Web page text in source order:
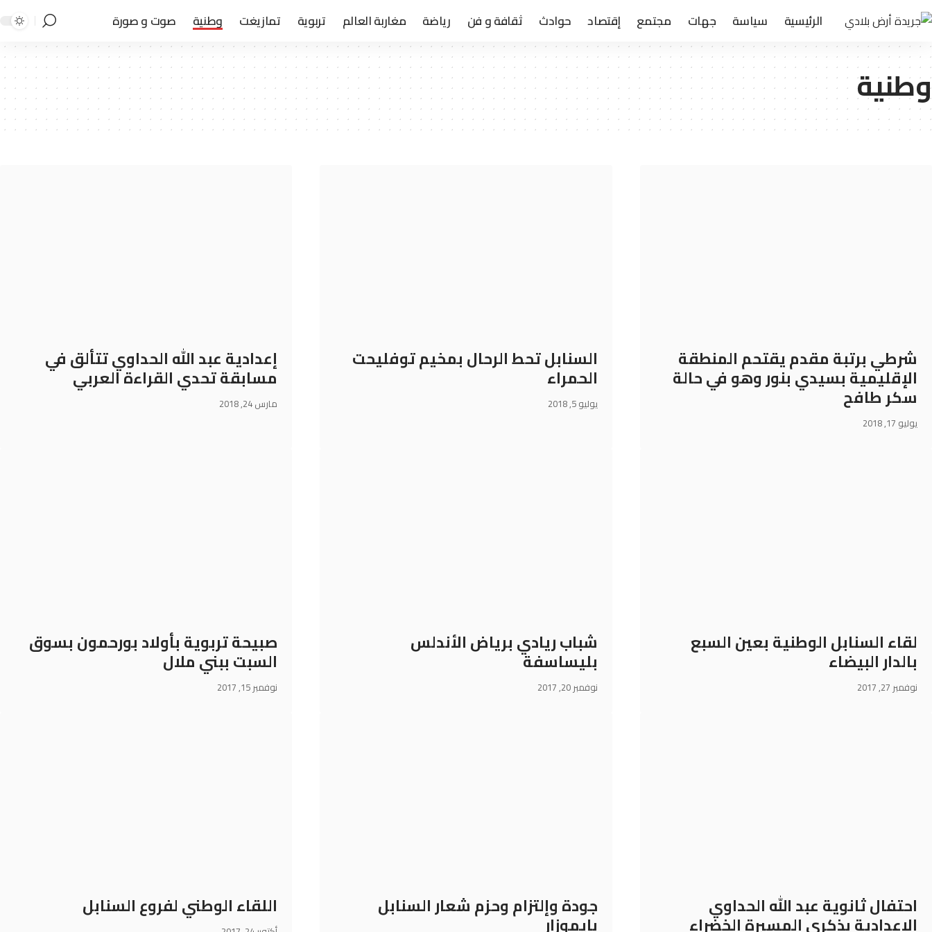
الرئيسية سياسة جهات مجتمع إقتصاد حوادث ثقافة و فن رياضة مغاربة العالم تربوية تمازيغت وطنية صوت و صورة
وطنية
شرطي برتبة مقدم يقتحم المنطقة
الإقليمية بسيدي بنور وهو في حالة
سكر طافح
يوليو 17, 2018
السنابل تحط الرحال بمخيم توفليحت
الحمراء
يوليو 5, 2018
إعدادية عبد الله الحداوي تتألق في
مسابقة تحدي القراءة العربي
مارس 24, 2018
لقاء السنابل الوطنية بعين السبع
بالدار البيضاء
نوفمبر 27, 2017
شباب ريادي برياض الأندلس
بليساسفة
نوفمبر 20, 2017
صبيحة تربوية بأولاد بورحمون بسوق
السبت ببني ملال
نوفمبر 15, 2017
احتفال ثانوية عبد الله الحداوي
الإعدادية بذكرى المسيرة الخضراء
جودة وإلتزام وحزم شعار السنابل
بإيموزار
اللقاء الوطني لفروع السنابل